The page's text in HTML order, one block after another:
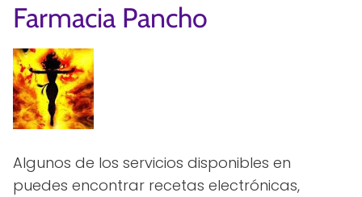
Farmacia Pancho
Algunos de los servicios disponibles en
puedes encontrar recetas electrónicas,